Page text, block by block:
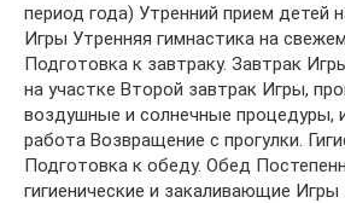
период года) Утренний прием детей
Игры Утренняя гимнастика на
Подготовка к завтраку. Завтрак
на участке Второй завтрак Игры,
воздушные и солнечные процедуры,
работа Возвращение с прогулки.
Подготовка к обеду. Обед
гигиенические и закаливающие